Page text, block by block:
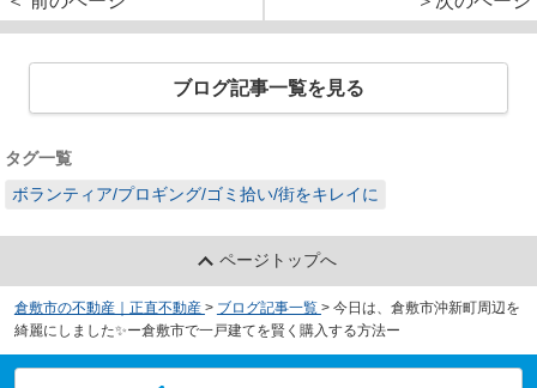
ブログ記事一覧を見る
タグ一覧
ボランティア/プロギング/ゴミ拾い/街をキレイに
ページトップへ
倉敷市の不動産｜正直不動産 > ブログ記事一覧 > 今日は、倉敷市沖新町周辺を
綺麗にしました✨ー倉敷市で一戸建てを賢く購入する方法ー